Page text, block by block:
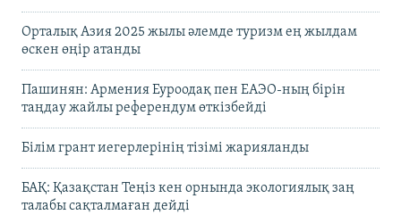
Орталық Азия 2025 жылы әлемде туризм ең жылдам
өскен өңір атанды
Пашинян: Армения Еуроодақ пен ЕАЭО-ның бірін
таңдау жайлы референдум өткізбейді
Білім грант иегерлерінің тізімі жарияланды
БАҚ: Қазақстан Теңіз кен орнында экологиялық заң
талабы сақталмаған дейді